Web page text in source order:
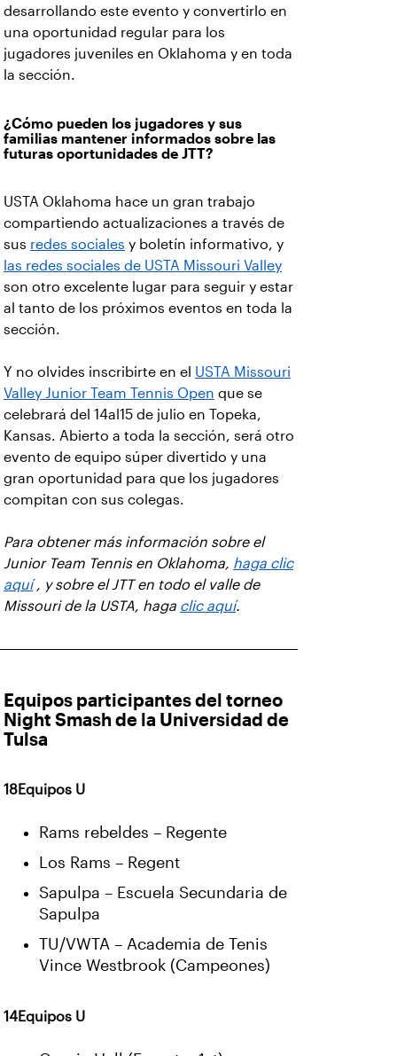
desarrollando este evento y convertirlo en
una oportunidad regular para los
jugadores juveniles en Oklahoma y en toda
la sección.
¿Cómo pueden los jugadores y sus
familias mantener informados sobre las
futuras oportunidades de JTT?
USTA Oklahoma hace un gran trabajo
compartiendo actualizaciones a través de
sus redes sociales y boletín informativo, y
las redes sociales de USTA Missouri Valley
son otro excelente lugar para seguir y estar
al tanto de los próximos eventos en toda la
sección.
Y no olvides inscribirte en el USTA Missouri
Valley Junior Team Tennis Open que se
celebrará del 14al15 de julio en Topeka,
Kansas. Abierto a toda la sección, será otro
evento de equipo súper divertido y una
gran oportunidad para que los jugadores
compitan con sus colegas.
Para obtener más información sobre el
Junior Team Tennis en Oklahoma, haga clic
aquí, y sobre el JTT en todo el valle de
Missouri de la USTA, haga clic aquí.
Equipos participantes del torneo
Night Smash de la Universidad de
Tulsa
18Equipos U
Rams rebeldes – Regente
Los Rams – Regent
Sapulpa – Escuela Secundaria de
Sapulpa
TU/VWTA – Academia de Tenis
Vince Westbrook (Campeones)
14Equipos U